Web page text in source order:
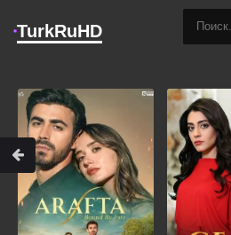
TurkRuHD